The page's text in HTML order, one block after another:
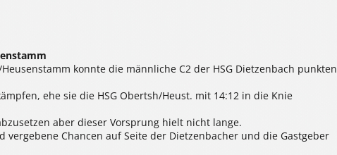
konnte die männliche C2 der HSG Dietzenbach punkten
ehe sie die HSG Obertsh/Heust. mit 14:12 in die Knie
aber dieser Vorsprung hielt nicht lange.
Chancen auf Seite der Dietzenbacher und die Gastgeber